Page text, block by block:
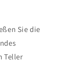
Sie die
Teller